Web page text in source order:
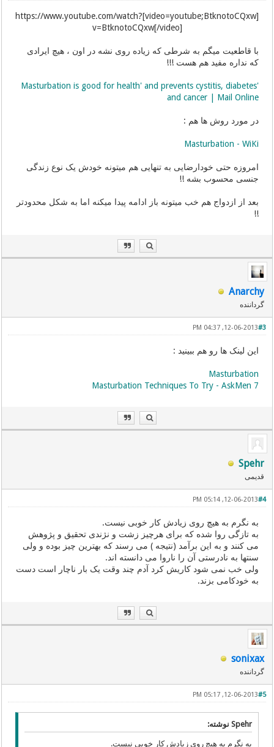
[video=youtube;BtknotoCQxw]https://www.youtube.com/watch?
v=BtknotoCQxw[/video]
با قاطعیت میگم به شرطی که زیاده روی نشه در اون ، هیچ ایرادی
که نداره مفید هم هست !!!
'Masturbation is good for health' and prevents cystitis, diabetes
and cancer | Mail Online
در مورد روش ها هم :
Masturbation - WiKi
امروزه حتی خودارضایی به تنهایی هم میتونه خودش یک نوع زندگی
جنسی محسوب بشه !!
بعد از ازدواج هم خب میتونه باز ادامه پیدا میکنه اما به شکل محدودتر
!!
Anarchy
گرداننده
#3
12-06-2013, 04:37 PM
این لینک ها رو هم ببینید :
Masturbation
7 Masturbation Techniques To Try - AskMen
Spehr
قدیمی
#4
12-06-2013, 05:14 PM
به نگرم به هیچ روی زیادش کار خوبی نیست.
به تازگی روا شده که برای هرچیز زشت و نژندی تحقیق و پژوهش
می کنند و به این برآمد (نتیجه ) می رسند که بهترین چیز بوده و ولی
سنتها به نادرستی آن را ناروا می دانسته اند.
ولی خب نمی شود کاریش کرد آدم چند وقت یک بار ناچار است دست
به خودکامی بزند.
sonixax
گرداننده
#5
12-06-2013, 05:17 PM
Spehr نوشته:
به نگرم به هیچ روی زیادش کار خوبی نیست.